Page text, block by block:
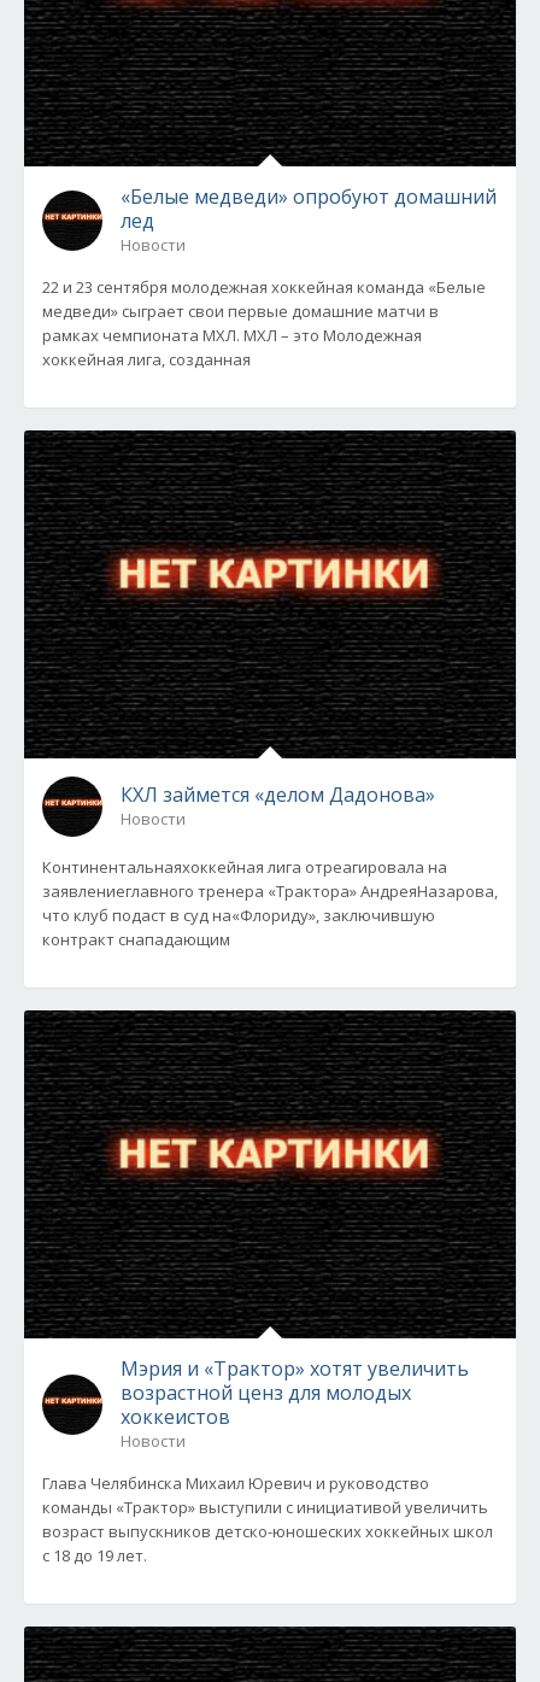
«Белые медведи» опробуют домашний
лед
Новости
22 и 23 сентября молодежная хоккейная команда «Белые
медведи» сыграет свои первые домашние матчи в
рамках чемпионата МХЛ. МХЛ – это Молодежная
хоккейная лига, созданная
КХЛ займется «делом Дадонова»
Новости
Континентальнаяхоккейная лига отреагировала на
заявлениеглавного тренера «Трактора» АндреяНазарова,
что клуб подаст в суд на«Флориду», заключившую
контракт снападающим
Мэрия и «Трактор» хотят увеличить
возрастной ценз для молодых
хоккеистов
Новости
Глава Челябинска Михаил Юревич и руководство
команды «Трактор» выступили с инициативой увеличить
возраст выпускников детско-юношеских хоккейных школ
с 18 до 19 лет.